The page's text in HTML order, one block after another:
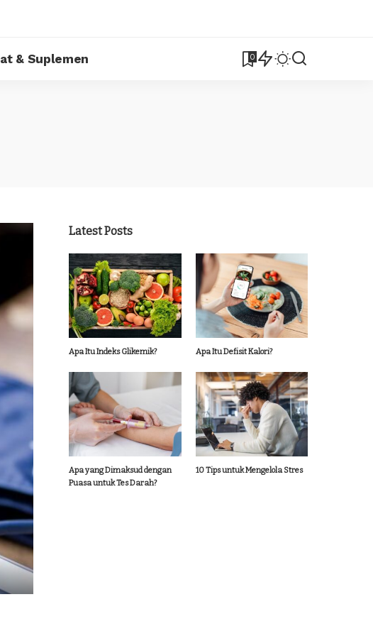
& Suplemen 0
Latest Posts
Apa Itu Indeks Glikemik? Apa Itu Defisit Kalori?
Apa yang Dimaksud dengan
Puasa untuk Tes Darah?
10 Tips untuk Mengelola Stres